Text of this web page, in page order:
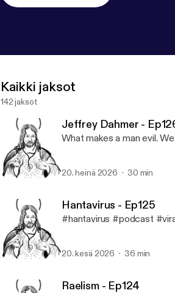
Kaikki jaksot
142 jaksot
Jeffrey Dahmer -
What makes a man evil.
20. heinä 2026 30 min
Hantavirus - Ep125
#hantavirus #podcast
20. kesä 2026 36 min
Raelism - Ep124